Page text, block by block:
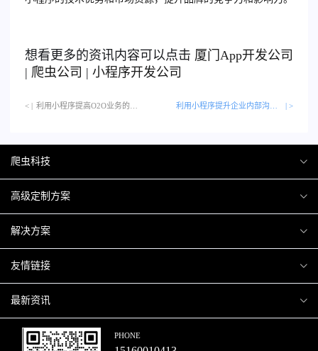
想看更多的资讯内容可以点击 厦门 App开发公司
| 爬虫公司 | 小程序开发公司
< | | >
爬虫科技
爬虫案例
关于爬虫
高级定制方案
H5互动营销
微信小程序
解决方案
商城解决方案
商城会员积分商城解决方案
网站解决方案
友情链接
厦门小程序开发
厦门APP开发
最新资讯
行业资讯 PHONE